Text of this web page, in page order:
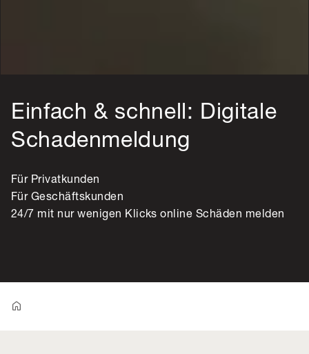
Einfach & schnell: Digitale
Schadenmeldung
Für Privatkunden
Für Geschäftskunden
24/7 mit nur wenigen Klicks online Schäden melden